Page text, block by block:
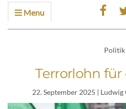
Menu
Politik
Terrorlohn für
22. September 2025 | Ludwig